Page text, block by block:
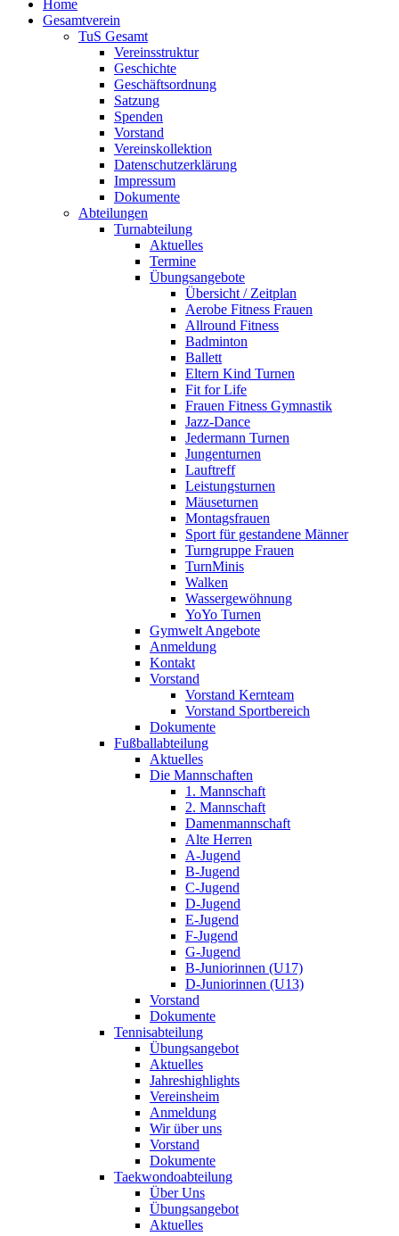
Home
Gesamtverein
TuS Gesamt
Vereinsstruktur
Geschichte
Geschäftsordnung
Satzung
Spenden
Vorstand
Vereinskollektion
Datenschutzerklärung
Impressum
Dokumente
Abteilungen
Turnabteilung
Aktuelles
Termine
Übungsangebote
Übersicht / Zeitplan
Aerobe Fitness Frauen
Allround Fitness
Badminton
Ballett
Eltern Kind Turnen
Fit for Life
Frauen Fitness Gymnastik
Jazz-Dance
Jedermann Turnen
Jungenturnen
Lauftreff
Leistungsturnen
Mäuseturnen
Montagsfrauen
Sport für gestandene Männer
Turngruppe Frauen
TurnMinis
Walken
Wassergewöhnung
YoYo Turnen
Gymwelt Angebote
Anmeldung
Kontakt
Vorstand
Vorstand Kernteam
Vorstand Sportbereich
Dokumente
Fußballabteilung
Aktuelles
Die Mannschaften
1. Mannschaft
2. Mannschaft
Damenmannschaft
Alte Herren
A-Jugend
B-Jugend
C-Jugend
D-Jugend
E-Jugend
F-Jugend
G-Jugend
B-Juniorinnen (U17)
D-Juniorinnen (U13)
Vorstand
Dokumente
Tennisabteilung
Übungsangebot
Aktuelles
Jahreshighlights
Vereinsheim
Anmeldung
Wir über uns
Vorstand
Dokumente
Taekwondoabteilung
Über Uns
Übungsangebot
Aktuelles